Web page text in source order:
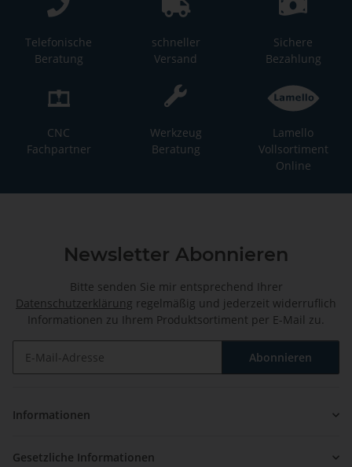
Telefonische
Beratung
schneller
Versand
Sichere
Bezahlung
CNC
Fachpartner
Werkzeug
Beratung
Lamello
Vollsortiment
Online
Newsletter Abonnieren
Bitte senden Sie mir entsprechend Ihrer
Datenschutzerklärung regelmäßig und jederzeit widerruflich
Informationen zu Ihrem Produktsortiment per E-Mail zu.
Abonnieren
Informationen
Gesetzliche Informationen